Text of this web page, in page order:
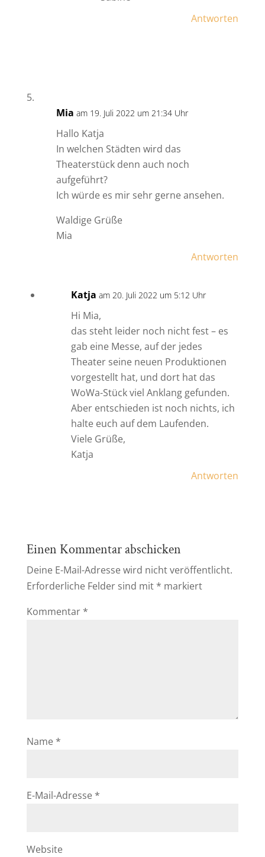
Antworten
Mia am 19. Juli 2022 um 21:34 Uhr
Hallo Katja
In welchen Städten wird das
Theaterstück denn auch noch
aufgeführt?
Ich würde es mir sehr gerne ansehen.
Waldige Grüße
Mia
Antworten
Katja am 20. Juli 2022 um 5:12 Uhr
Hi Mia,
das steht leider noch nicht fest – es
gab eine Messe, auf der jedes
Theater seine neuen Produktionen
vorgestellt hat, und dort hat das
WoWa-Stück viel Anklang gefunden.
Aber entschieden ist noch nichts, ich
halte euch auf dem Laufenden.
Viele Grüße,
Katja
Antworten
Einen Kommentar abschicken
Deine E-Mail-Adresse wird nicht veröffentlicht.
Erforderliche Felder sind mit * markiert
Kommentar *
Name *
E-Mail-Adresse *
Website